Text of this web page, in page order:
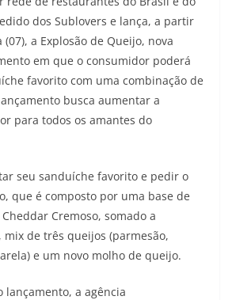
dos Sublovers e lança, a partir
a Explosão de Queijo, nova
em que o consumidor poderá
favorito com uma combinação de
busca aumentar a
para todos os amantes do
seu sanduíche favorito e pedir o
que é composto por uma base de
Cremoso, somado a
mix de três queijos (parmesão,
e um novo molho de queijo.
lançamento, a agência